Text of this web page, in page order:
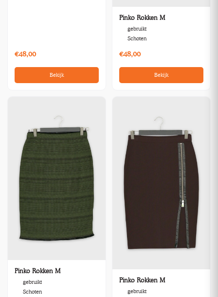
€48,00
Bekijk
Pinko Rokken M
gebruikt
Schoten
€48,00
Bekijk
Pinko Rokken M
gebruikt
Schoten
Pinko Rokken M
gebruikt